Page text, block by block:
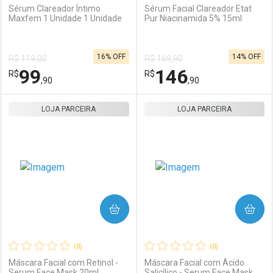
Comprar sem Desconto
Por R$ 174,71/cada
Comprar sem Desconto
Por R$ 174,71/cada
Comprar sem Desconto
Por R$ 36,71/cada
Comprar sem Desconto
Por R$ 36,71/cada
Sérum Clareador Íntimo
Maxfem 1 Unidade 1 Unidade
R$ 119,00
R$99,90
16% OFF
Sérum Facial Clareador Etat
Pur Niacinamida 5% 15ml
R$ 169,90
R$146,90
14% OFF
(0)
Máscara Facial com Retinol -
LOJA PARCEIRA
COMPRAR
(0)
Máscara Facial com Ácido
LOJA PARCEIRA
COMPRAR